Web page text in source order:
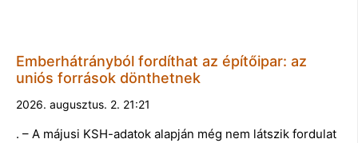
Emberhátrányból fordíthat az építőipar: az
uniós források dönthetnek
2026. augusztus. 2. 21:21
. – A májusi KSH-adatok alapján még nem látszik fordulat